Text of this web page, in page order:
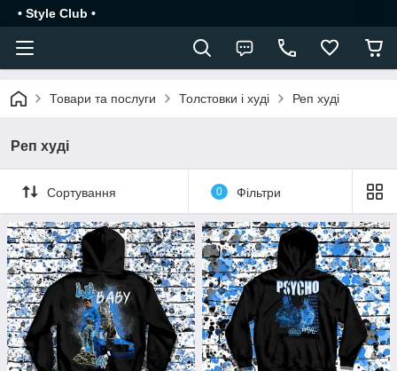
• Style Club •
Товари та послуги Толстовки і худі Реп худі
Реп худі
Сортування 0 Фільтри